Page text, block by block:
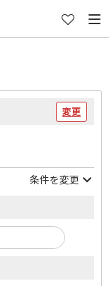
変更
条件を変更